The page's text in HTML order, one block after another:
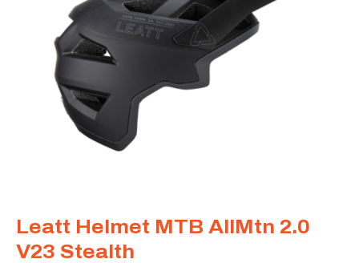
Leatt Helmet MTB AllMtn 2.0
V23 Stealth